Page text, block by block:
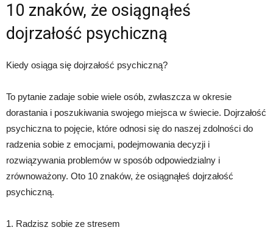
10 znaków, że osiągnąłeś
dojrzałość psychiczną
Kiedy osiąga się dojrzałość psychiczną?
To pytanie zadaje sobie wiele osób, zwłaszcza w okresie
dorastania i poszukiwania swojego miejsca w świecie. Dojrzałość
psychiczna to pojęcie, które odnosi się do naszej zdolności do
radzenia sobie z emocjami, podejmowania decyzji i
rozwiązywania problemów w sposób odpowiedzialny i
zrównoważony. Oto 10 znaków, że osiągnąłeś dojrzałość
psychiczną.
1. Radzisz sobie ze stresem